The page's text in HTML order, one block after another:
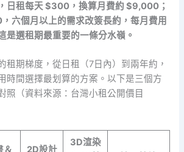
日租每天 $300，換算月費約 $9,000；
六個月以上的需求改簽長約，每月費用
是選租期最重要的一條分水嶺。
租期梯度，從日租（7日內）到兩年約，
時間選擇最划算的方案。以下是三個方
照（資料來源：台灣小租公開價目
＆
2D設計
3D渲染